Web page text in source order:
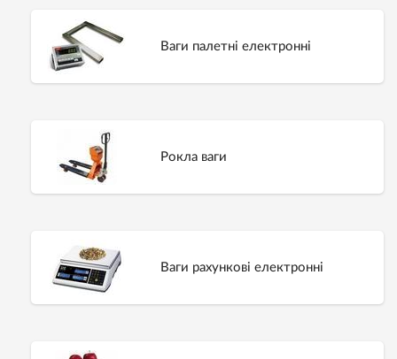
Ваги палетнi електроннi
Рокла ваги
Ваги рахункові електронні